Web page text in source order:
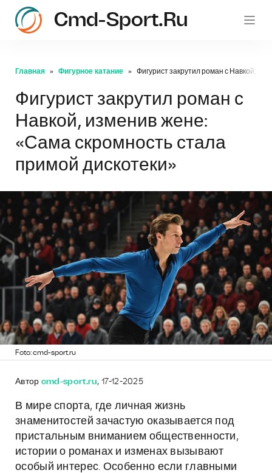
Cmd-Sport.ru
Главная Фигурное катание Фигурист закрутил роман с Навкой,
Фигурист закрутил роман с
Навкой, изменив жене:
«Сама скромность стала
примой дискотеки»
Foto: cmd-sport.ru
Автор cmd-sport.ru, 17-12-2025
В мире спорта, где личная жизнь
знаменитостей зачастую оказывается под
пристальным вниманием общественности,
истории о романах и изменах вызывают
особый интерес. Особенно если главными